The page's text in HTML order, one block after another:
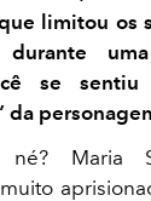
limitou os
se sentiu
da
né? Maria